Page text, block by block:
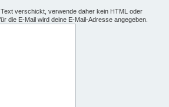
verschickt, verwende daher kein HTML oder
die E-Mail wird deine E-Mail-Adresse angegeben.